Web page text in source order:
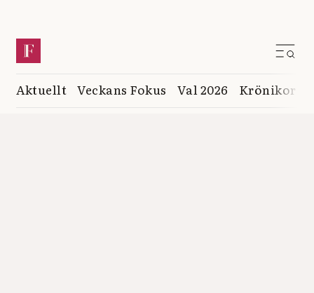
Aktuellt Veckans Fokus Val 2026 Krönikor